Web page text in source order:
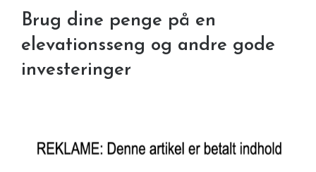
Brug dine penge på en
elevationsseng og andre gode
investeringer